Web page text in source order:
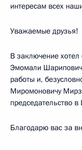
интересам всех
Уважаемые друзья!
В заключение
Эмомали
работы и,
Миромоновичу
председательство
Благодарю вас за